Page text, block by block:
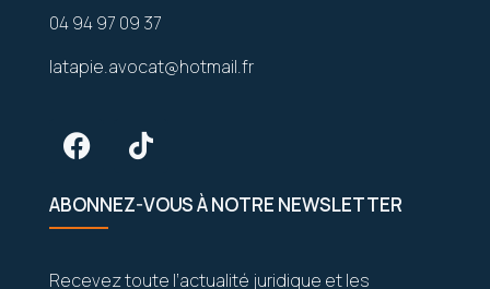
04 94 97 09 37
latapie.avocat@hotmail.fr
ABONNEZ-VOUS À NOTRE NEWSLETTER
Recevez toute l’actualité juridique et les